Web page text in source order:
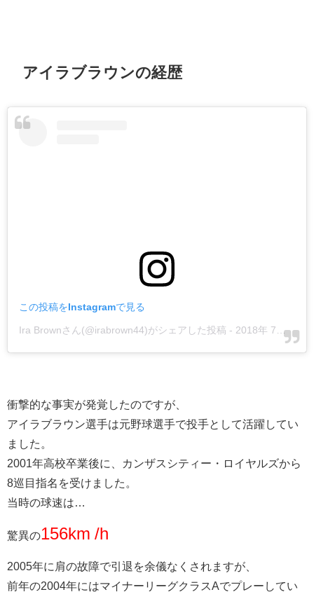
アイラブラウンの経歴
この投稿をInstagramで見る
Ira Brownさん(@irabrown44)がシェアした投稿 - 2018年 7月月10日午後4時42分PDT
衝撃的な事実が発覚したのですが、
アイラブラウン選手は元野球選手で投手として活躍してい
ました。
2001年高校卒業後に、カンザスシティー・ロイヤルズから
8巡目指名を受けました。
当時の球速は…
驚異の156km /h
2005年に肩の故障で引退を余儀なくされますが、
前年の2004年にはマイナーリーグクラスAでプレーしてい